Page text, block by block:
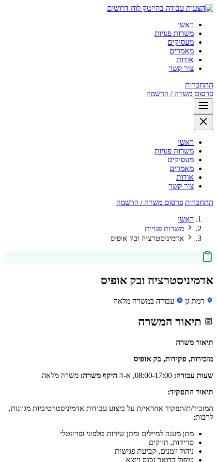
לוח דרושים
ראשי
משרות פנויות
מעסיקים
מאמרים
אודות
צור קשר
התחברות
פרסום משרה / הרשמה
ראשי
משרות פנויות
מעסיקים
מאמרים
אודות
צור קשר
התחברות פרסום משרה / הרשמה
ראשי
משרות פנויות
אדמיניסטרציה ובק אופיס
אדמיניסטרציה ובק אופיס
רמת גן עבודה במשרה מלאה
תיאור המשרה
תיאור משרה
מזכירות, פקידות, בק אופיס
שעות עבודה:
היקף משרה: משרה מלאה
תיאור התפקיד:
המזכיר/ת/תפקיד אחראי/ת על ביצוע עבודות אדמיניסטרטיביות מגוונות,
לרבות:
מתן מענה למיילים ומתן שירות טלפוני ופרונטלי
סריקות, תיוקים
ניהול יומנים, קביעת פגישות
טיפול בדואר נכנס ויוצא